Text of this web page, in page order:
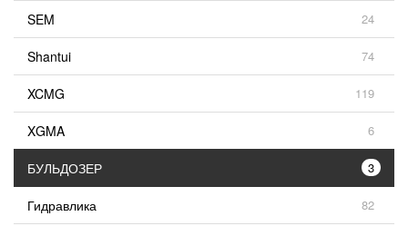
SEM 24
Shantui 74
XCMG 119
XGMA 6
БУЛЬДОЗЕР 3
Гидравлика 82